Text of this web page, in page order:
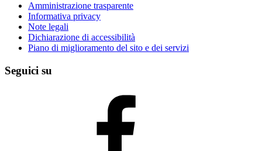
Amministrazione trasparente
Informativa privacy
Note legali
Dichiarazione di accessibilità
Piano di miglioramento del sito e dei servizi
Seguici su